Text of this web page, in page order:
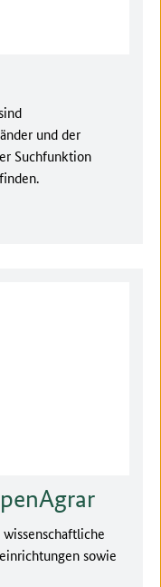
und der
Suchfunktion
sowie